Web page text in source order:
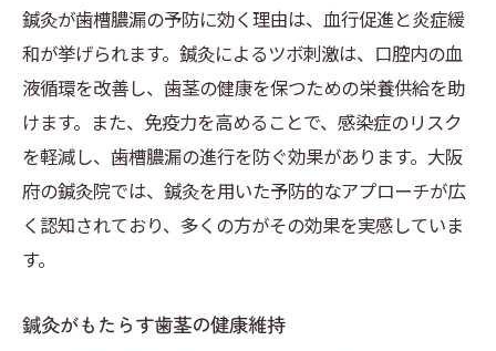
鍼灸が歯槽膿漏の予防に効く理由は、血行促進と炎症緩
和が挙げられます。鍼灸によるツボ刺激は、口腔内の血
液循環を改善し、歯茎の健康を保つための栄養供給を助
けます。また、免疫力を高めることで、感染症のリスク
を軽減し、歯槽膿漏の進行を防ぐ効果があります。大阪
府の鍼灸院では、鍼灸を用いた予防的なアプローチが広
く認知されており、多くの方がその効果を実感していま
す。
鍼灸がもたらす歯茎の健康維持